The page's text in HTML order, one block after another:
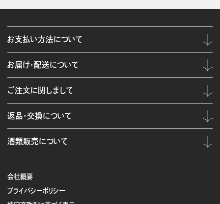
会社概要
プライバシーポリシー
お支払い方法について
お届け・配送について
ご注文に関しまして
返品・交換について
酒類販売について